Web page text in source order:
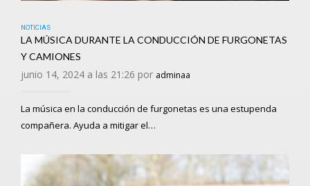
NOTICIAS
LA MÚSICA DURANTE LA CONDUCCIÓN DE FURGONETAS
Y CAMIONES
junio 14, 2024 a las 21:26 por adminaa
La música en la conducción de furgonetas es una estupenda
compañera. Ayuda a mitigar el…